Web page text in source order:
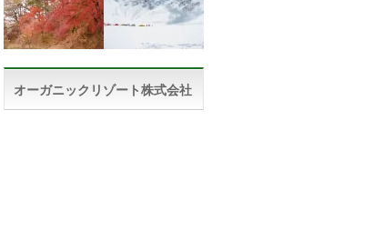
オーガニックリゾート株式会社